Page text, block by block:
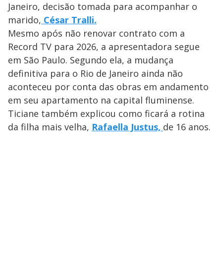
Janeiro, decisão tomada para acompanhar o
marido, César Tralli.
Mesmo após não renovar contrato com a
Record TV para 2026, a apresentadora segue
em São Paulo. Segundo ela, a mudança
definitiva para o Rio de Janeiro ainda não
aconteceu por conta das obras em andamento
em seu apartamento na capital fluminense.
Ticiane também explicou como ficará a rotina
da filha mais velha, Rafaella Justus, de 16 anos.